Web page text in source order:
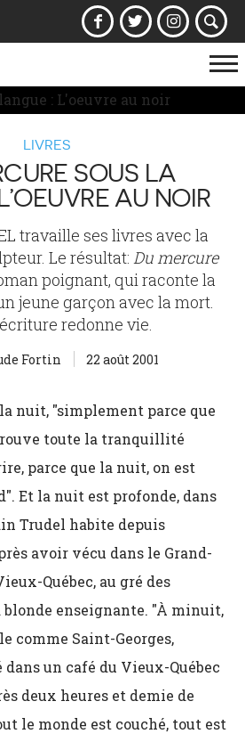
la
LIVRES
SOUS LA
AU NOIR
travaille ses livres avec la
Le résultat: Du mercure
poignant, qui raconte la
jeune garçon avec la mort.
redonne vie.
Fortin 22 août 2001
nuit, "simplement parce que
toute la tranquillité
parce que la nuit, on est
Et la nuit est profonde, dans
Trudel habite depuis
avoir vécu dans le Grand-
Québec, au gré des
blonde enseignante. "À minuit,
comme Saint-Georges,
un café du Vieux-Québec
deux heures et demie de
le monde est couché, tout est